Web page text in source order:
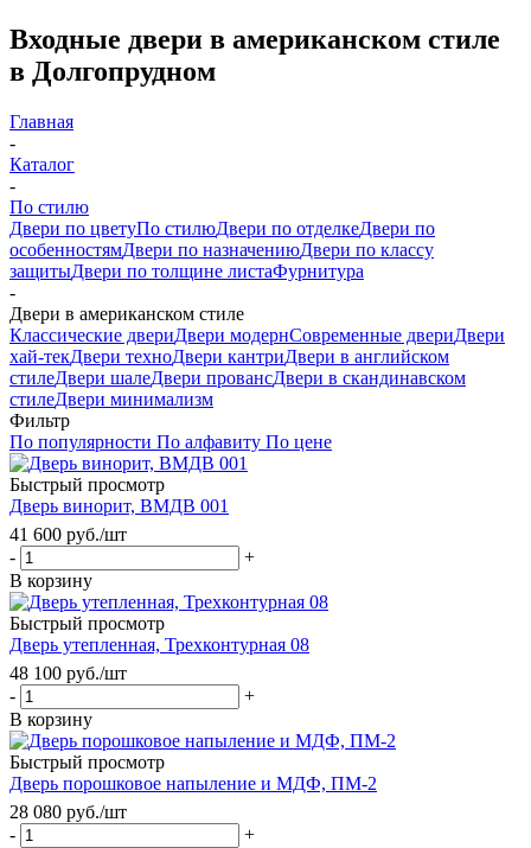
Входные двери в американском стиле
в Долгопрудном
Главная
-
Каталог
-
По стилю
Двери по цветуПо стилюДвери по отделкеДвери по
особенностямДвери по назначениюДвери по классу
защитыДвери по толщине листаФурнитура
-
Двери в американском стиле
Классические двериДвери модернСовременные двериДвери
хай-текДвери техноДвери кантриДвери в английском
стилеДвери шалеДвери провансДвери в скандинавском
стилеДвери минимализм
Фильтр
По популярности По алфавиту По цене
Быстрый просмотр
Дверь винорит, ВМДВ 001
41 600 руб./шт
-
+
В корзину
Быстрый просмотр
Дверь утепленная, Трехконтурная 08
48 100 руб./шт
-
+
В корзину
Быстрый просмотр
Дверь порошковое напыление и МДФ, ПМ-2
28 080 руб./шт
-
+